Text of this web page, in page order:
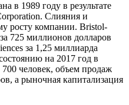
в 1989 году в результате
Слияния и
росту компании. Bristol-
725 миллионов долларов
за 1,25 миллиарда
на 2017 год в
человек, объем продаж
а рыночная капитализация